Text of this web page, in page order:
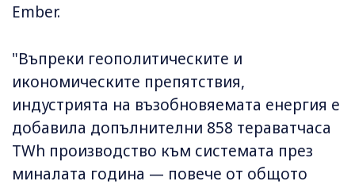
Ember.
"Въпреки геополитическите и
икономическите препятствия,
индустрията на възобновяемата енергия е
добавила допълнителни 858 тераватчаса
TWh производство към системата през
миналата година — повече от общото